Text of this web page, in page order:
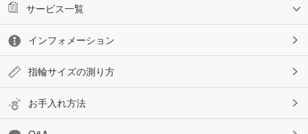
サービス一覧
インフォメーション
指輪サイズの測り方
お手入れ方法